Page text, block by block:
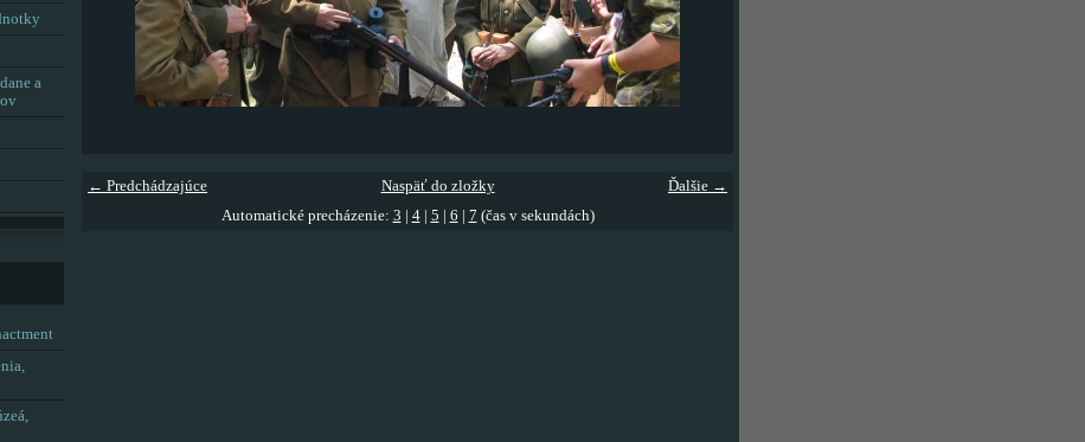
← Predchádzajúce Ďalšie →
Naspäť do zložky
Automatické precházenie: 3 4| 5 6 7 (čas v sekundách)
a